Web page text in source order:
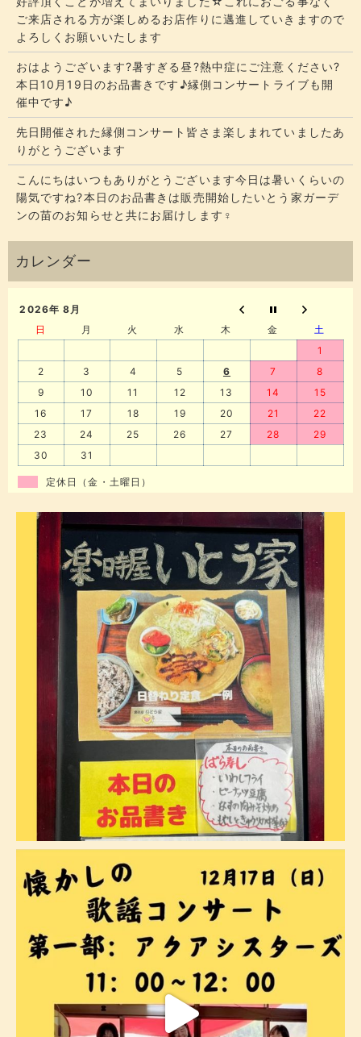
ご来店される方が楽しめるお店作りに邁進していきますので
よろしくお願いいたします
おはようございます?暑すぎる昼?熱中症にご注意ください?
本日10月19日のお品書きです♪縁側コンサートライブも開
催中です♪
先日開催された縁側コンサート皆さま楽しまれていましたあ
りがとうございます
こんにちはいつもありがとうございます今日は暑いくらいの
陽気ですね?本日のお品書きは販売開始したいとう家ガーデ
ンの苗のお知らせと共にお届けします‍♀️
2026年 8月
日
月 火 水 木 金
土
1
2
3 4 5 6 7
8
9
10 11 12 13 14
15
16
17 18 19 20 21
22
23
24 25 26 27 28
29
30
31
定休日（金・土曜日）